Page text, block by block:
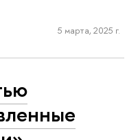
5 марта, 2025 г.